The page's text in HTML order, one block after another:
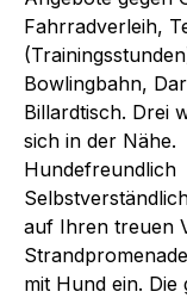
Fahrradverleih,
Bowlingbahn,
Billardtisch. Drei
sich in der Nähe.
Hundefreundlich
auf Ihren treuen
mit Hund ein.